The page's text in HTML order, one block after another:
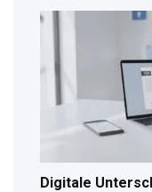
Digitale